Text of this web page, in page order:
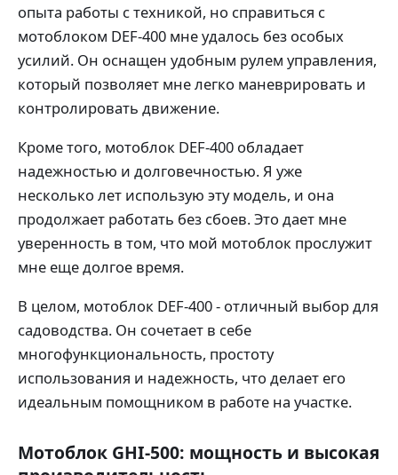
опыта работы с техникой, но справиться с
мотоблоком DEF-400 мне удалось без особых
усилий. Он оснащен удобным рулем управления,
который позволяет мне легко маневрировать и
контролировать движение.
Кроме того, мотоблок DEF-400 обладает
надежностью и долговечностью. Я уже
несколько лет использую эту модель, и она
продолжает работать без сбоев. Это дает мне
уверенность в том, что мой мотоблок прослужит
мне еще долгое время.
В целом, мотоблок DEF-400 - отличный выбор для
садоводства. Он сочетает в себе
многофункциональность, простоту
использования и надежность, что делает его
идеальным помощником в работе на участке.
Мотоблок GHI-500: мощность и высокая